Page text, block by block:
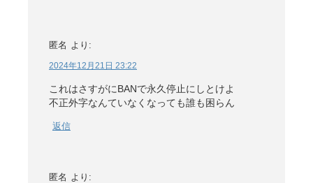
匿名 より:
2024年12月21日 23:22
これはさすがにBANで永久停止にしとけよ
不正外字なんていなくなっても誰も困らん
返信
匿名 より: